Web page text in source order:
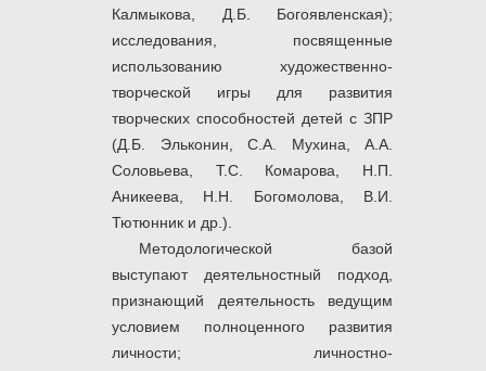
Калмыкова, Д.Б. Богоявленская);
исследования, посвященные
использованию художественно-
творческой игры для развития
творческих способностей детей с ЗПР
(Д.Б. Эльконин, С.А. Мухина, А.А.
Соловьева, Т.С. Комарова, Н.П.
Аникеева, Н.Н. Богомолова, В.И.
Тютюнник и др.).
Методологической базой
выступают деятельностный подход,
признающий деятельность ведущим
условием полноценного развития
личности; личностно-